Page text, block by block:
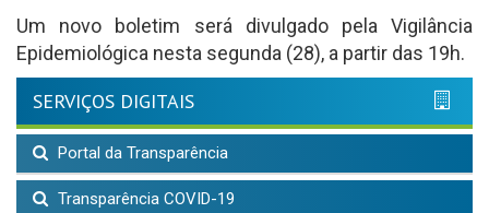
Um novo boletim será divulgado pela Vigilância
Epidemiológica nesta segunda (28), a partir das 19h.
SERVIÇOS DIGITAIS
Portal da Transparência
Transparência COVID-19